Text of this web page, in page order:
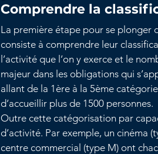
Comprendre la
La première étape pour se plonger
consiste à comprendre leur
l’activité que l’on y exerce et le
majeur dans les obligations qui
allant de la 1ère à la 5ème
d’accueillir plus de 1500 personnes.
Outre cette catégorisation par
d’activité. Par exemple, un cinéma
centre commercial (type M) ont